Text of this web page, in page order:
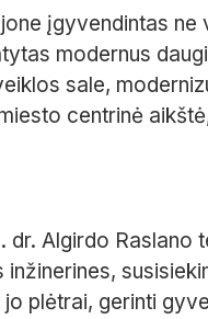
įgyvendintas
modernus
sale,
centrinė
dr. Algirdo Raslano
plėtrai, gerinti